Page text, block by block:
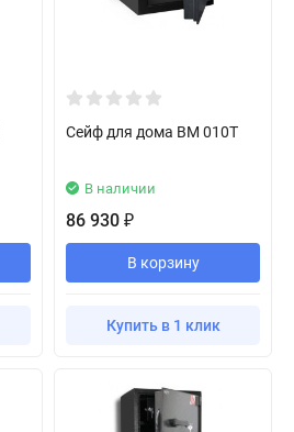
Сейф для дома BM 010T
В наличии
86 930 ₽
В корзину
Купить в 1 клик